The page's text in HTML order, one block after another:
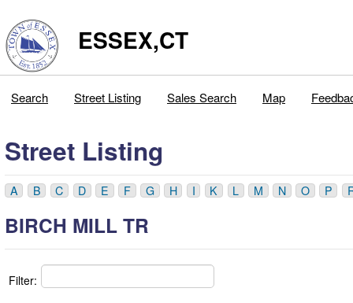
ESSEX,CT
Search Street Listing Sales Search Map
Street Listing
A B C D E F G H I K L M N O P
BIRCH MILL TR
Filter: